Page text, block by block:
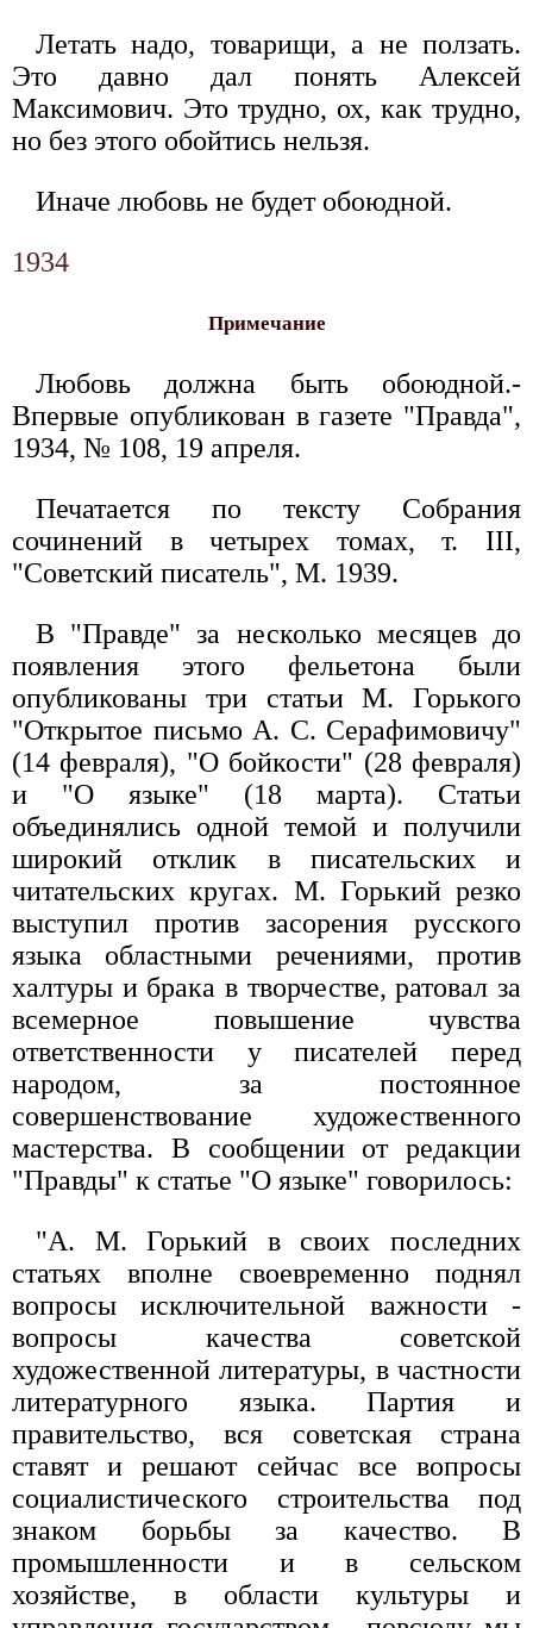
Летать надо, товарищи, а не ползать.
Это давно дал понять Алексей
Максимович. Это трудно, ох, как трудно,
но без этого обойтись нельзя.
Иначе любовь не будет обоюдной.
1934
Примечание
Любовь должна быть обоюдной.-
Впервые опубликован в газете "Правда",
1934, № 108, 19 апреля.
Печатается по тексту Собрания
сочинений в четырех томах, т. III,
"Советский писатель", М. 1939.
В "Правде" за несколько месяцев до
появления этого фельетона были
опубликованы три статьи М. Горького
"Открытое письмо А. С. Серафимовичу"
(14 февраля), "О бойкости" (28 февраля)
и "О языке" (18 марта). Статьи
объединялись одной темой и получили
широкий отклик в писательских и
читательских кругах. М. Горький резко
выступил против засорения русского
языка областными речениями, против
халтуры и брака в творчестве, ратовал за
всемерное повышение чувства
ответственности у писателей перед
народом, за постоянное
совершенствование художественного
мастерства. В сообщении от редакции
"Правды" к статье "О языке" говорилось:
"А. М. Горький в своих последних
статьях вполне своевременно поднял
вопросы исключительной важности -
вопросы качества советской
художественной литературы, в частности
литературного языка. Партия и
правительство, вся советская страна
ставят и решают сейчас все вопросы
социалистического строительства под
знаком борьбы за качество. В
промышленности и в сельском
хозяйстве, в области культуры и